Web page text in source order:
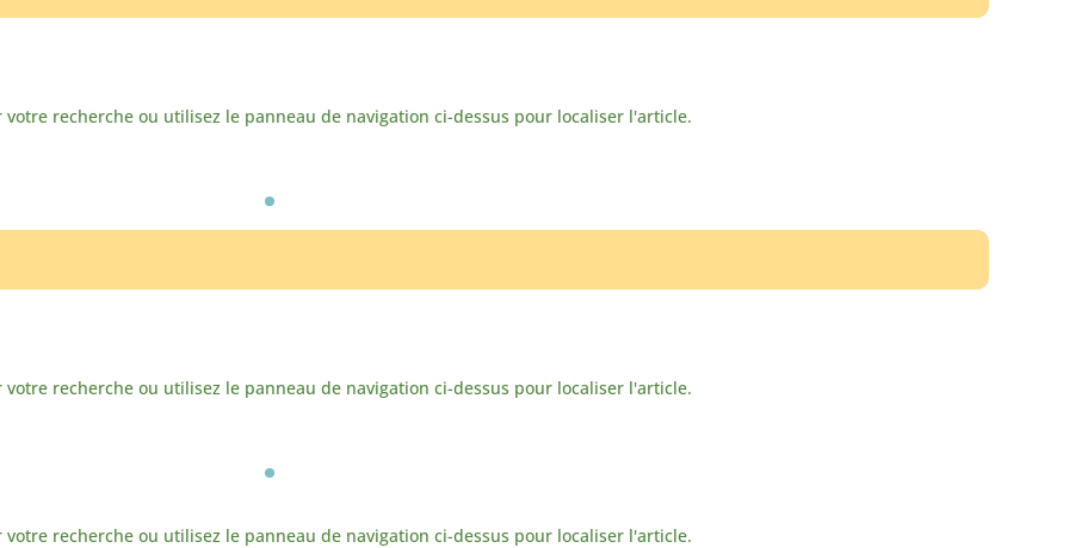
recherche ou utilisez le panneau de navigation ci-dessus pour localiser l'article.
recherche ou utilisez le panneau de navigation ci-dessus pour localiser l'article.
recherche ou utilisez le panneau de navigation ci-dessus pour localiser l'article.